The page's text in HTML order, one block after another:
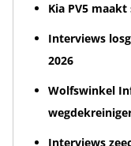
Kia PV5
Interviews
2026
Wolfswinkel
Interviews